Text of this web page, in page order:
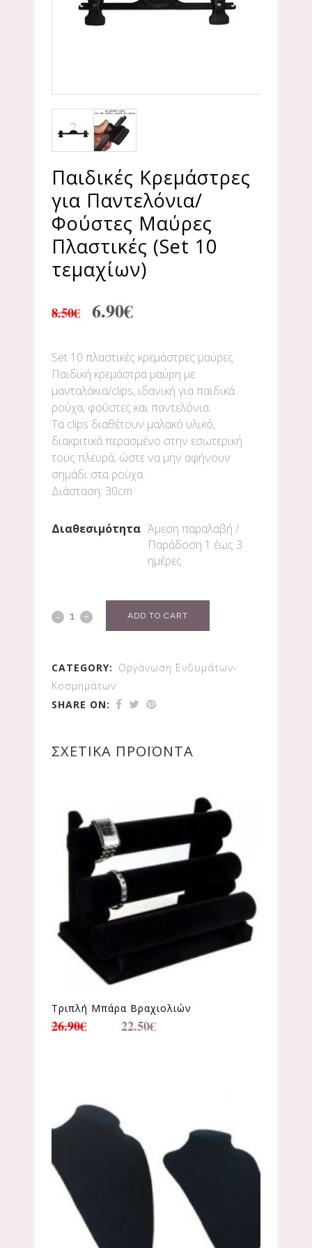
Παιδικές Κρεμάστρες
για Παντελόνια/
Φούστες Μαύρες
Πλαστικές (Set 10
τεμαχίων)
8.50€ 6.90€
Set 10 πλαστικές κρεμάστρες μαύρες
Παιδική κρεμάστρα μαύρη με
μανταλάκια/clips, ιδανική για παιδικά
ρούχα, φούστες και παντελόνια.
Τα clips διαθέτουν μαλακό υλικό,
διακριτικά περασμένο στην εσωτερική
τους πλευρά, ώστε να μην αφήνουν
σημάδι στα ρούχα.
Διάσταση: 30cm
Διαθεσιμότητα Άμεση παραλαβή /
Παράδoση 1 έως 3
ημέρες
ADD TO CART
CATEGORY: Οργάνωση Ενδυμάτων-
Κοσμημάτων
SHARE ON:
ΣΧΕΤΙΚΆ ΠΡΟΪΌΝΤΑ
Τριπλή Μπάρα Βραχιολιών
26.90€ 22.50€